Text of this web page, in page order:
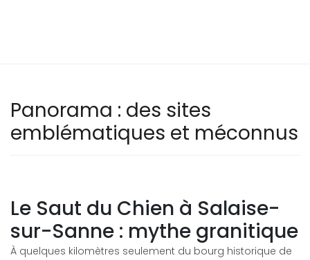
Panorama : des sites
emblématiques et méconnus
Le Saut du Chien à Salaise-
sur-Sanne : mythe granitique
À quelques kilomètres seulement du bourg historique de